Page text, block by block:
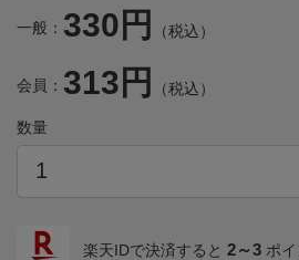
一般： 330円 （税込）
会員： 313円 （税込）
数量
楽天IDで決済すると 2～3 ポ